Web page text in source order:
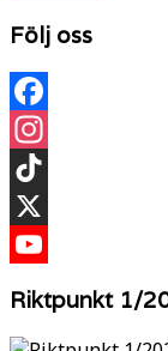
Följ oss
Facebook
Instagram
TikTok
X
Riktpunkt 1/